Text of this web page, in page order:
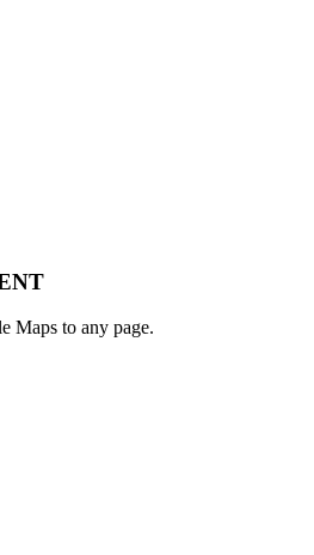
Maps to any page.